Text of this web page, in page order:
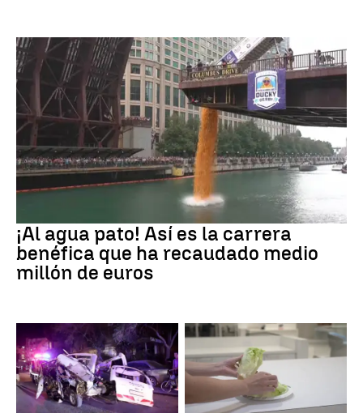
¡Al agua pato! Así es la carrera
benéfica que ha recaudado medio
millón de euros
SIRIA Brote